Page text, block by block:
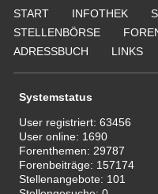
START INFOTHEK
STELLENBÖRSE
ADRESSBUCH
LINKS
Systemstatus
User registriert:63456
User online: 1690
Forenthemen: 29787
Forenbeiträge: 157174
Stellenangebote: 101